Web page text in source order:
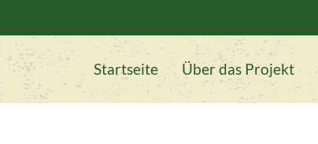
Startseite Über das Projekt